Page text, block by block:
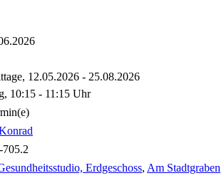
12.05.2026 - 25.08.2026
10:15 - 11:15 Uhr
705.2
Erdgeschoss, Am Stadtgraben